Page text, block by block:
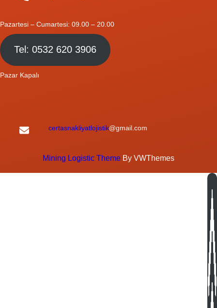
Pazartesi – Cumartesi: 09.00 – 20.00
Tel: 0532 620 3906
Pazar Kapalı
certasnakliyatlojistik@gmail.com
Mining Logistic Theme By VWThemes